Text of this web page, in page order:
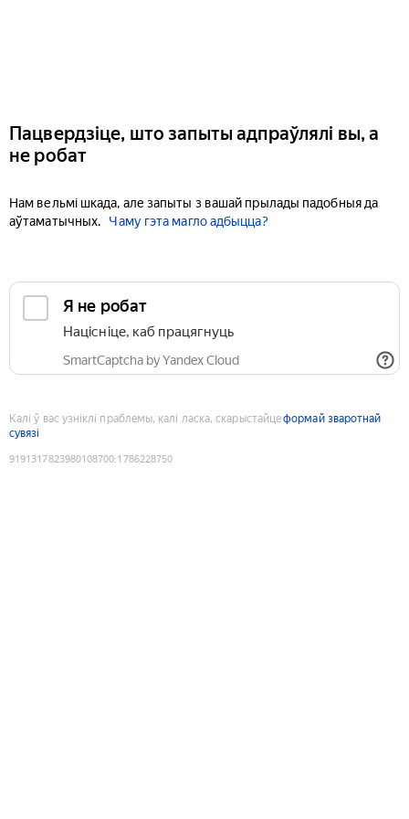
Пацвердзіце, што запыты адпраўлялі вы, а
не робат
Нам вельмі шкада, але запыты з вашай прылады падобныя да
аўтаматычных.
Чаму гэта магло адбыцца?
Я не робат
Націсніце, каб працягнуць
SmartCaptcha by Yandex Cloud
Калі ў вас узніклі праблемы, калі ласка, скарыстайцеформай зваротнай
сувязі
9191317823980108700:1786228750